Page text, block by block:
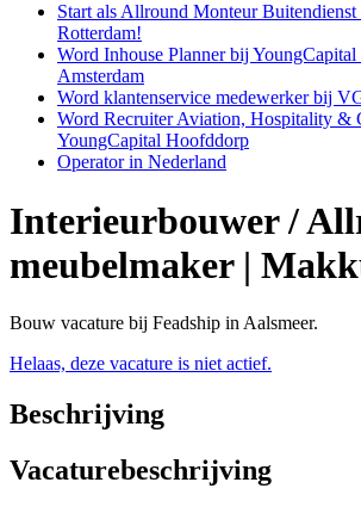
Start als Allround Monteur
Rotterdam!
Word Inhouse Planner bij
Amsterdam
Word klantenservice medewerker bij
Word Recruiter Aviation, Hospitality &
YoungCapital Hoofddorp
Operator in Nederland
Interieurbouwer /
meubelmaker |
Bouw vacature bij Feadship in Aalsmeer.
Helaas, deze vacature is niet actief.
Beschrijving
Vacaturebeschrijving